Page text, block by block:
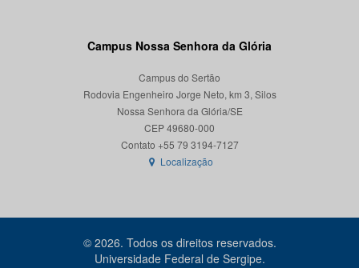
Campus Nossa Senhora da Glória
Campus do Sertão
Rodovia Engenheiro Jorge Neto, km 3, Silos
Nossa Senhora da Glória/SE
CEP 49680-000
Contato +55 79 3194-7127
Localização
© 2026. Todos os direitos reservados.
Universidade Federal de Sergipe.